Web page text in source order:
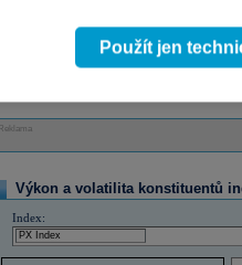
Reklama
Výkon a volatilita konstituentů
Index:
Použít jen